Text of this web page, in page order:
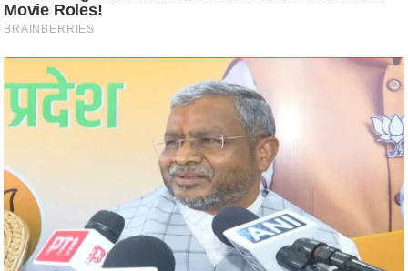
मि
भ
ए
म
र
आ
ई